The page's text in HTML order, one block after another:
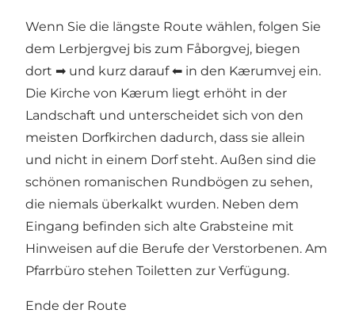
Wenn Sie die längste Route wählen, folgen Sie
dem Lerbjergvej bis zum Fåborgvej, biegen
dort ➡ und kurz darauf ⬅ in den Kærumvej ein.
Die Kirche von Kærum liegt erhöht in der
Landschaft und unterscheidet sich von den
meisten Dorfkirchen dadurch, dass sie allein
und nicht in einem Dorf steht. Außen sind die
schönen romanischen Rundbögen zu sehen,
die niemals überkalkt wurden. Neben dem
Eingang befinden sich alte Grabsteine mit
Hinweisen auf die Berufe der Verstorbenen. Am
Pfarrbüro stehen Toiletten zur Verfügung.
Ende der Route